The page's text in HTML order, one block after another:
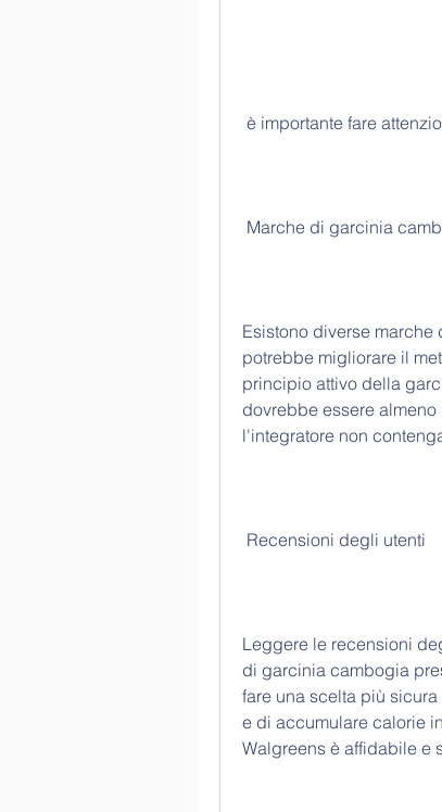
è importante fare
Marche di garcinia
Esistono diverse
potrebbe migliorare il
principio attivo della
dovrebbe essere
l'integratore non
Recensioni degli utenti
Leggere le recensioni
di garcinia cambogia
fare una scelta più
e di accumulare calorie
Walgreens è affidabile e